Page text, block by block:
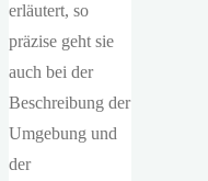
erläutert, so
präzise geht sie
auch bei der
Beschreibung der
Umgebung und
der